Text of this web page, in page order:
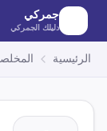
الانتقال إلى المحتوى
جمركي
دليلك الجمركي
الرئيسية